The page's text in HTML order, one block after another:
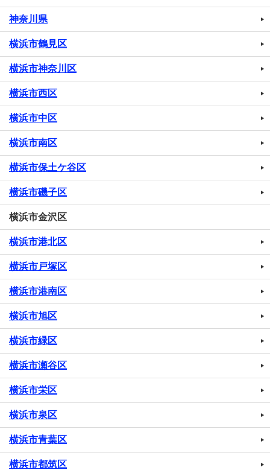
神奈川県
横浜市鶴見区
横浜市神奈川区
横浜市西区
横浜市中区
横浜市南区
横浜市保土ケ谷区
横浜市磯子区
横浜市金沢区
横浜市港北区
横浜市戸塚区
横浜市港南区
横浜市旭区
横浜市緑区
横浜市瀬谷区
横浜市栄区
横浜市泉区
横浜市青葉区
横浜市都筑区